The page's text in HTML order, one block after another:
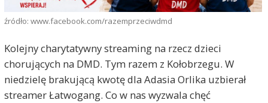
źródło: www.facebook.com/razemprzeciwdmd
Kolejny charytatywny streaming na rzecz dzieci
chorujących na DMD. Tym razem z Kołobrzegu. W
niedzielę brakującą kwotę dla Adasia Orlika uzbierał
streamer Łatwogang. Co w nas wyzwala chęć